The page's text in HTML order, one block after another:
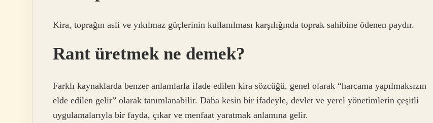
Kira, toprağın asli ve yıkılmaz güçlerinin kullanılması karşılığında toprak sahibine ödenen paydır.
Rant üretmek ne demek?
Farklı kaynaklarda benzer anlamlarla ifade edilen kira sözcüğü, genel olarak “harcama yapılmaksızın
elde edilen gelir” olarak tanımlanabilir. Daha kesin bir ifadeyle, devlet ve yerel yönetimlerin çeşitli
uygulamalarıyla bir fayda, çıkar ve menfaat yaratmak anlamına gelir.